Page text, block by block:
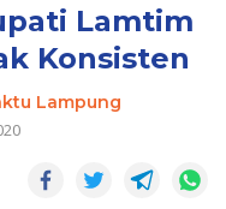
Lamtim
Konsisten
Lampung